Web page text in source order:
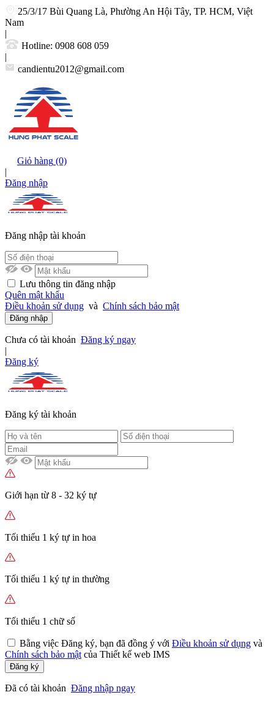
25/3/17 Bùi Quang Là, Phường An Hội Tây, TP. HCM, Việt
Nam
|
Hotline: 0908 608 059
|
candientu2012@gmail.com
Giỏ hàng (0)
|
Đăng nhập
Đăng nhập tài khoản
Lưu thông tin đăng nhập
Quên mật khẩu
Điều khoản sử dụng và Chính sách bảo mật
Đăng nhập
Chưa có tài khoản Đăng ký ngay
|
Đăng ký
Đăng ký tài khoản
Giới hạn từ 8 - 32 ký tự
Tối thiểu 1 ký tự in hoa
Tối thiểu 1 ký tự in thường
Tối thiểu 1 chữ số
Bằng việc Đăng ký, bạn đã đồng ý với Điều khoản sử dụng và
Chính sách bảo mật của Thiết kế web IMS
Đăng ký
Đã có tài khoản Đăng nhập ngay